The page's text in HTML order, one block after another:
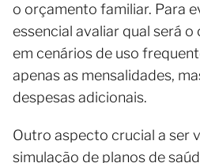
o orçamento familiar. Para
essencial avaliar qual será
em cenários de uso
apenas as mensalidades,
despesas adicionais.
Outro aspecto crucial a ser
simulação de planos de